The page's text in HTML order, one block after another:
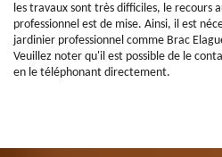
les travaux sont très difficiles, le recours
professionnel est de mise. Ainsi, il est
jardinier professionnel comme Brac
Veuillez noter qu'il est possible de le
en le téléphonant directement.